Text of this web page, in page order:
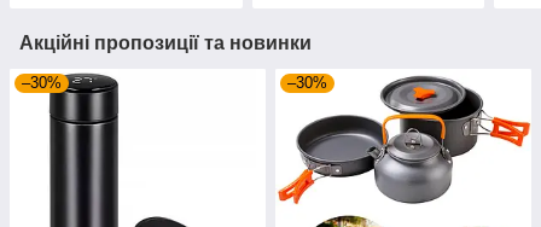
Акційні пропозиції та новинки
–30% –30%